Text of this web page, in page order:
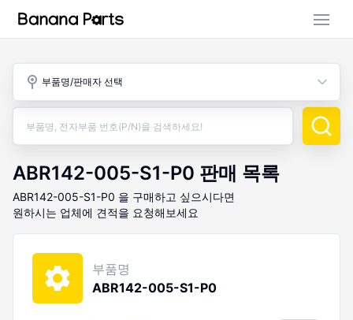
부품명/판매자 선택
ABR142-005-S1-P0 판매 목록
ABR142-005-S1-P0 을 구매하고 싶으시다면
원하시는 업체에 견적을 요청해보세요
부품명
ABR142-005-S1-P0